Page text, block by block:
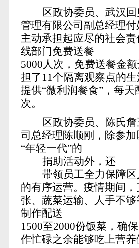
区政协委员、武汉
管理有限公司副总经理
主动承担起应尽的社会
线部门免费送餐
5000人次，免费送餐金
担了11个隔离观察点的生
提供“微利润餐食”，每天
次。
区政协委员、陈氏
司总经理陈顺刚，除参加
“年轻一代”的
捐助活动外，还
带领员工全力保障
的有序运营。疫情期间
张、蔬菜运输、人手不
制作配送
1500至2000份饭菜，确
作忙碌之余能够吃上营养